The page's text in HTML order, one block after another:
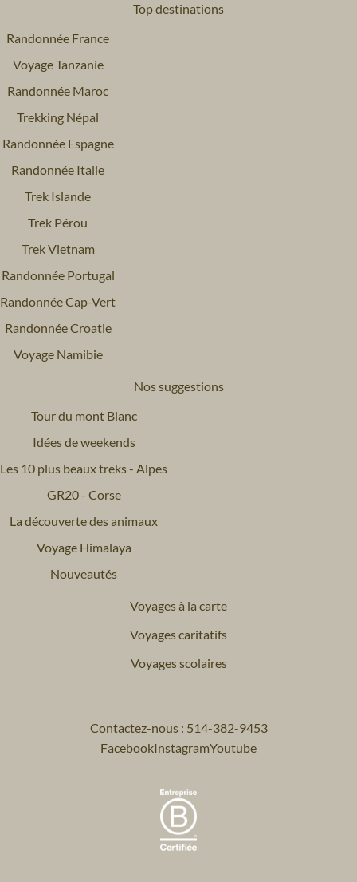
Top destinations
Randonnée France
Voyage Tanzanie
Randonnée Maroc
Trekking Népal
Randonnée Espagne
Randonnée Italie
Trek Islande
Trek Pérou
Trek Vietnam
Randonnée Portugal
Randonnée Cap-Vert
Randonnée Croatie
Voyage Namibie
Nos suggestions
Tour du mont Blanc
Idées de weekends
Les 10 plus beaux treks - Alpes
GR20 - Corse
La découverte des animaux
Voyage Himalaya
Nouveautés
Voyages à la carte
Voyages caritatifs
Voyages scolaires
Contactez-nous : 514-382-9453
FacebookInstagramYoutube